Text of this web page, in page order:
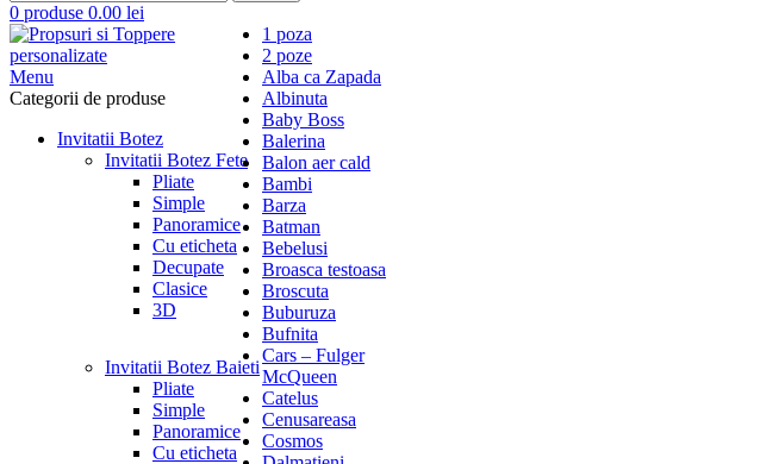
1 poza
2 poze
Alba ca Zapada
Albinuta
Baby Boss
Balerina
Balon aer cald
Bambi
Barza
Batman
Bebelusi
Broasca testoasa
Broscuta
Buburuza
Bufnita
Cars – Fulger
McQueen
Catelus
Cenusareasa
Cosmos
0 produse 0.00 lei
Menu
Categorii de produse
Invitatii Botez
Invitatii Botez Fete
Pliate
Simple
Panoramice
Cu eticheta
Decupate
Clasice
3D
Invitatii Botez Baieti
Pliate
Simple
Panoramice
Cu eticheta